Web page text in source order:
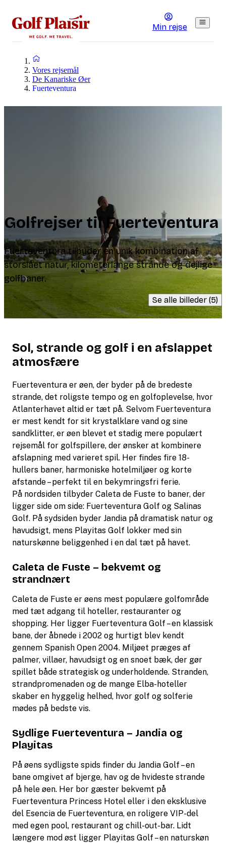
Min rejse
Vores rejsemål
De Kanariske Øer
Fuerteventura
Golfrejser til Fuerteventura
Fuerteventura tilbyder en unik kombination af
storslået natur, kilometerlange strande og dejlige
golfbaner.
Se alle billeder (5)
Sol, strande og golf i en afslappet
atmosfære
Fuerteventura er øen, der byder på de bredeste
strande, det roligste tempo og en golfoplevelse, hvor
Atlanterhavet altid er tæt på. Selvom Fuerteventura
er mest kendt for sit krystalklare vand og sine
sandklitter, er øen blevet et stadig mere populært
rejsemål for golfspillere, der ønsker at kombinere
afslapning med varieret spil. Her findes fire 18-
hullers baner, harmoniske hotelmiljøer og korte
afstande – perfekt til en bekymringsfri ferie.
På nordsiden tilbyder Caleta de Fuste to baner, der
ligger side om side: Fuerteventura Golf og Salinas
Golf. På sydsiden byder Jandia på dramatisk natur og
havudsigt, mens Playitas Golf lokker med sin
naturskønne beliggenhed i en dal tæt på havet.
Caleta de Fuste – bekvemt og
strandnært
Caleta de Fuste er øens mest populære golfområde
med tæt adgang til hoteller, restauranter og
shopping. Her ligger Fuerteventura Golf – en klassisk
bane, der åbnede i 2002 og hurtigt blev kendt
gennem Spanish Open 2004. Miljøet præges af
palmer, villaer, havudsigt og en snoet bæk, der gør
spillet både strategisk og underholdende. Stranden,
strandpromenaden og de mange Elba-hoteller
skaber en hyggelig helhed, hvor golf og solferie
mødes på bedste vis.
Sydlige Fuerteventura – Jandia og
Playitas
På øens sydligste spids finder du Jandia Golf – en
bane omgivet af bjerge, hav og de hvideste strande
på hele øen. Her bor gæster bekvemt på
Fuerteventura Princess Hotel eller i den eksklusive
del Esencia de Fuerteventura, en roligere VIP-del
med egen pool, restaurant og chill-out-bar. Lidt
længere mod øst ligger Playitas Golf – en naturskøn